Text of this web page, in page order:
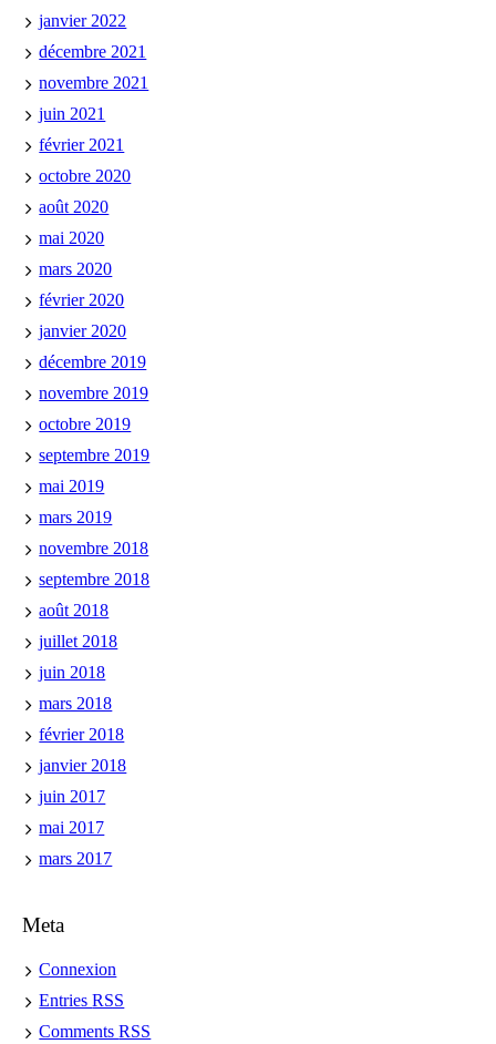
janvier 2022
décembre 2021
novembre 2021
juin 2021
février 2021
octobre 2020
août 2020
mai 2020
mars 2020
février 2020
janvier 2020
décembre 2019
novembre 2019
octobre 2019
septembre 2019
mai 2019
mars 2019
novembre 2018
septembre 2018
août 2018
juillet 2018
juin 2018
mars 2018
février 2018
janvier 2018
juin 2017
mai 2017
mars 2017
Meta
Connexion
EntriesRSS
CommentsRSS